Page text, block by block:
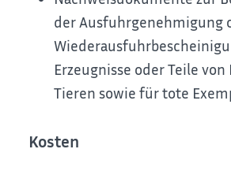
der Ausfuhrgenehmigung
Erzeugnisse oder Teile
Tieren sowie für tote
Kosten